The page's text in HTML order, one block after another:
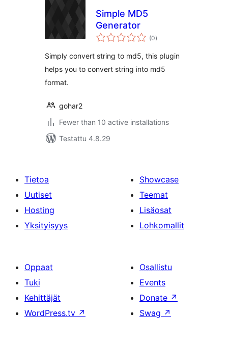
Simple MD5
Generator
(0arvosanat
yhteensä
)
Simply convert string to md5, this plugin
helps you to convert string into md5
format.
gohar2
Fewer than 10 active installations
Testattu 4.8.29
Tietoa
Uutiset
Hosting
Yksityisyys
Showcase
Teemat
Lisäosat
Lohkomallit
Oppaat
Tuki
Kehittäjät
WordPress.tv ↗
Osallistu
Events
Donate ↗
Swag ↗